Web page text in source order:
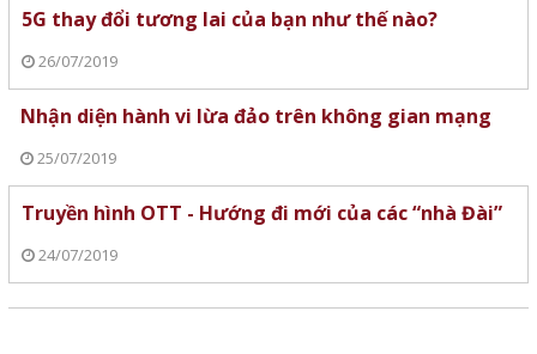
5G thay đổi tương lai của bạn như thế nào?
26/07/2019
Nhận diện hành vi lừa đảo trên không gian mạng
25/07/2019
Truyền hình OTT - Hướng đi mới của các “nhà Đài”
24/07/2019